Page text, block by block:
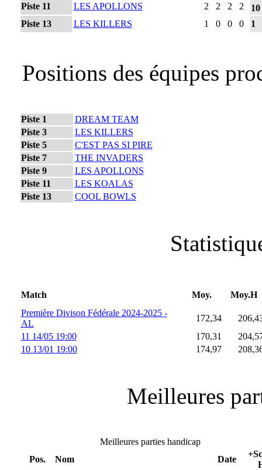
Piste 11
LES APOLLONS 2 2 2 2 10
Piste 13 LES KILLERS 1 0 0 0 1
Positions des équipes
Piste 1
DREAM TEAM
Piste 3
LES KILLERS
Piste 5
C'EST PAS SI PIRE
Piste 7
THE INVADERS
Piste 9
LES APOLLONS
Piste 11
LES KOALAS
Piste 13
COOL BOWLS
Match Moy.
Moy.H
Première Divison Fédérale 2024-2025 -
AL
172,34
11 14/05 19:00
170,31
10 13/01 19:00
174,97
Meilleures
Meilleures parties handicap
Pos.
Nom Date